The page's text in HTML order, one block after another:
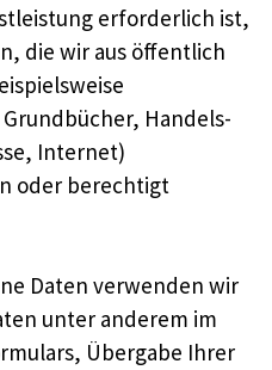
erforderlich ist,
die wir aus öffentlich
Handels-
Internet)
oder berechtigt
Daten verwenden wir
unter anderem im
Übergabe Ihrer